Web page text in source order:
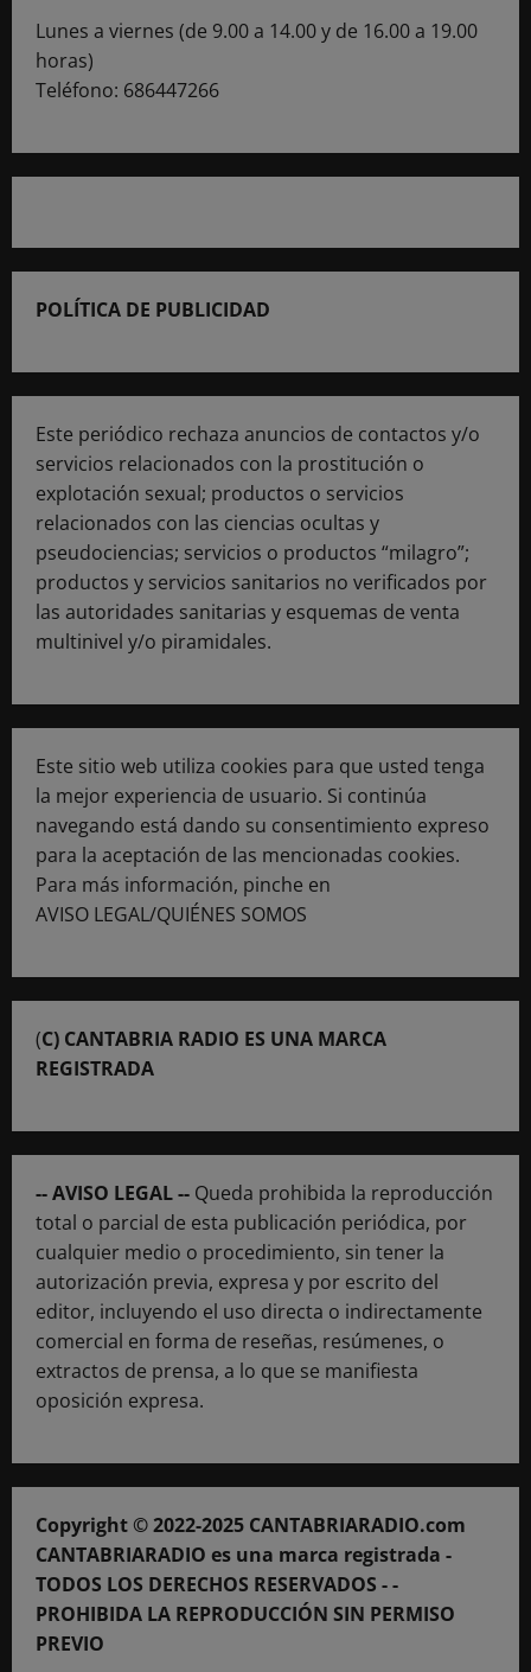
Lunes a viernes (de 9.00 a 14.00 y de 16.00 a 19.00
horas)
Teléfono: 686447266
POLÍTICA DE PUBLICIDAD
Este periódico rechaza anuncios de contactos y/o
servicios relacionados con la prostitución o
explotación sexual; productos o servicios
relacionados con las ciencias ocultas y
pseudociencias; servicios o productos “milagro”;
productos y servicios sanitarios no verificados por
las autoridades sanitarias y esquemas de venta
multinivel y/o piramidales.
Este sitio web utiliza cookies para que usted tenga
la mejor experiencia de usuario. Si continúa
navegando está dando su consentimiento expreso
para la aceptación de las mencionadas cookies.
Para más información, pinche en
AVISO LEGAL/QUIÉNES SOMOS
(C) CANTABRIA RADIO ES UNA MARCA
REGISTRADA
-- AVISO LEGAL -- Queda prohibida la reproducción
total o parcial de esta publicación periódica, por
cualquier medio o procedimiento, sin tener la
autorización previa, expresa y por escrito del
editor, incluyendo el uso directa o indirectamente
comercial en forma de reseñas, resúmenes, o
extractos de prensa, a lo que se manifiesta
oposición expresa.
Copyright © 2022-2025 CANTABRIARADIO.com
CANTABRIARADIO es una marca registrada -
TODOS LOS DERECHOS RESERVADOS - -
PROHIBIDA LA REPRODUCCIÓN SIN PERMISO
PREVIO